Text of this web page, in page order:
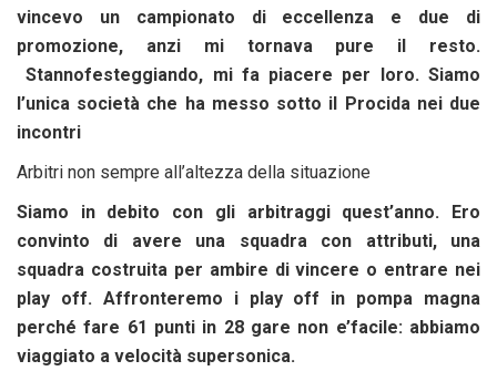
vincevo un campionato di eccellenza e due di
promozione, anzi mi tornava pure il resto.
Stannofesteggiando, mi fa piacere per loro. Siamo
l’unica società che ha messo sotto il Procida nei due
incontri
Arbitri non sempre all’altezza della situazione
Siamo in debito con gli arbitraggi quest’anno. Ero
convinto di avere una squadra con attributi, una
squadra costruita per ambire di vincere o entrare nei
play off. Affronteremo i play off in pompa magna
perché fare 61 punti in 28 gare non e’facile: abbiamo
viaggiato a velocità supersonica.